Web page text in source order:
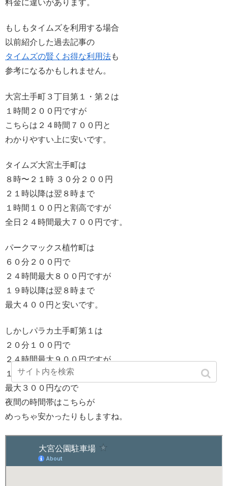
料金に違いがあります。
もしもタイムズを利用する場合
以前紹介した過去記事の
タイムズの賢くお得な利用法も
参考になるかもしれません。
大宮土手町３丁目第１・第２は
１時間２００円ですが
こちらは２４時間７００円と
わかりやすい上に安いです。
タイムズ大宮土手町は
８時〜２１時 ３０分２００円
２１時以降は翌８時まで
１時間１００円と割高ですが
全日２４時間最大７００円です。
パークマックス植竹町は
６０分２００円で
２４時間最大８００円ですが
１９時以降は翌８時まで
最大４００円と安いです。
しかしパラカ土手町第１は
２０分１００円で
２４時間最大９００円ですが
１８時以降は翌９時まで
最大３００円なので
夜間の時間帯はこちらが
めっちゃ安かったりもしますね。